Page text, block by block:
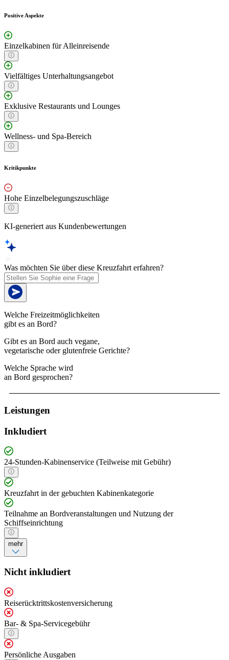
Positive Aspekte
Einzelkabinen für Alleinreisende
Vielfältiges Unterhaltungsangebot
Exklusive Restaurants und Lounges
Wellness- und Spa-Bereich
Kritikpunkte
Hohe Einzelbelegungszuschläge
KI-generiert aus Kundenbewertungen
Was möchten Sie über diese Kreuzfahrt erfahren?
Welche Freizeitmöglichkeiten
gibt es an Bord?
Gibt es an Bord auch vegane,
vegetarische oder glutenfreie Gerichte?
Welche Sprache wird
an Bord gesprochen?
Leistungen
Inkludiert
24-Stunden-Kabinenservice (Teilweise mit Gebühr)
Kreuzfahrt in der gebuchten Kabinenkategorie
Teilnahme an Bordveranstaltungen und Nutzung der
Schiffseinrichtung
mehr
Nicht inkludiert
Reiserücktrittskostenversicherung
Bar- & Spa-Servicegebühr
Persönliche Ausgaben